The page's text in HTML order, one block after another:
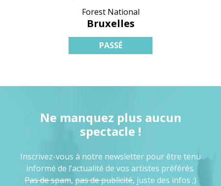
Forest National
Bruxelles
PASSÉ
Ne manquez plus aucun
spectacle !
Inscrivez-vous à notre newsletter pour être tenu
informé de l’actualité de vos artistes préférés.
Pas de spam, pas de publicité, juste des infos ;)